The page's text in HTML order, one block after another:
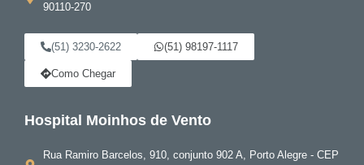
90110-270
(51) 3230-2622 (51) 98197-1117
Como Chegar
Hospital Moinhos de Vento
Rua Ramiro Barcelos, 910, conjunto 902 A, Porto Alegre - CEP